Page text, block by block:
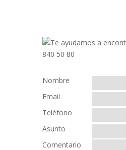
Nombre
Email
Teléfono
Asunto
Comentario